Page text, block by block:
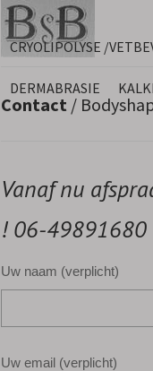
CRYOLIPOLYSE /
DERMABRASIE
Contact /
Vanaf nu
! 06-49891680
Uw naam (verplicht)
Uw email (verplicht)